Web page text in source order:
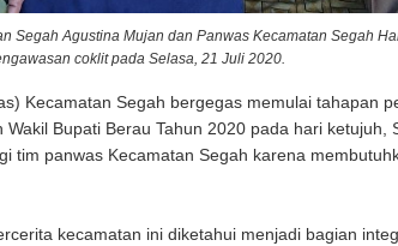
Segah Agustina Mujan dan Panwas Kecamatan Segah
coklit pada Selasa, 21 Juli 2020.
Kecamatan Segah bergegas memulai tahapan
Bupati Berau Tahun 2020 pada hari ketujuh,
tim panwas Kecamatan Segah karena
kecamatan ini diketahui menjadi bagian